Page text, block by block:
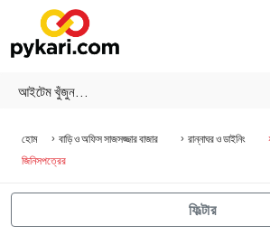
হোম বাড়ি ও অফিস সাজসজ্জার বাজার রান্নাঘর ও ডাইনিং
জিনিসপত্রের
ফিল্টার